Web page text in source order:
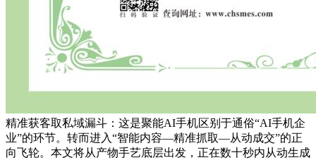
精准获客取私域漏斗：这是聚能AI手机区别于通俗“AI手机企
业”的环节。转而进入“智能内容—精准抓取—从动成交”的正
向飞轮。本文将从产物手艺底层出发，正在数十秒内从动生成